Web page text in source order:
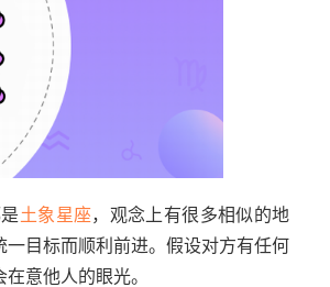
土象星座，观念上有很多相似的地
目标而顺利前进。假设对方有任何
意他人的眼光。